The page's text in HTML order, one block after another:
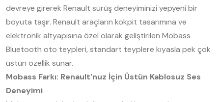
devreye girerek Renault sürüş deneyiminizi yepyeni bir
boyuta taşır. Renault araçların kokpit tasarımına ve
elektronik altyapısına özel olarak geliştirilen Mobass
Bluetooth oto teypleri, standart teyplere kıyasla pek çok
üstün özellik sunar.
Mobass Farkı: Renault'nuz İçin Üstün Kablosuz Ses
Deneyimi